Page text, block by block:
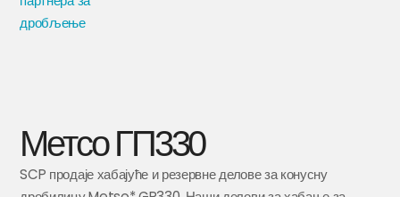
Метсо ГП330
SCP продаје хабајуће и резервне делове за конусну